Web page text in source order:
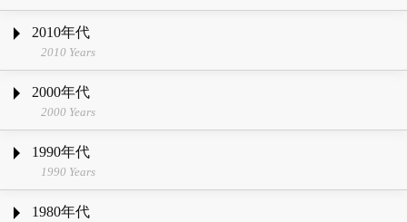
2010年代
2010 Years
2000年代
2000 Years
1990年代
1990 Years
1980年代